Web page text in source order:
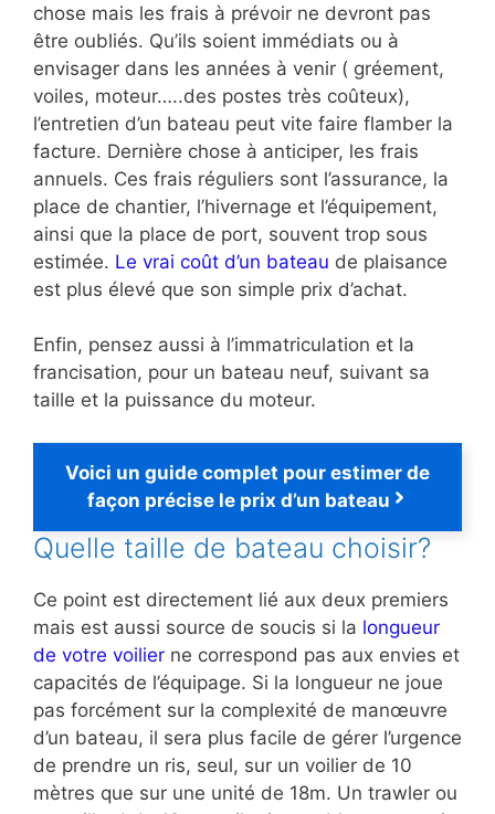
chose mais les frais à prévoir ne devront pas
être oubliés. Qu’ils soient immédiats ou à
envisager dans les années à venir ( gréement,
voiles, moteur…..des postes très coûteux),
l’entretien d’un bateau peut vite faire flamber la
facture. Dernière chose à anticiper, les frais
annuels. Ces frais réguliers sont l’assurance, la
place de chantier, l’hivernage et l’équipement,
ainsi que la place de port, souvent trop sous
estimée. Le vrai coût d’un bateau de plaisance
est plus élevé que son simple prix d’achat.
Enfin, pensez aussi à l’immatriculation et la
francisation, pour un bateau neuf, suivant sa
taille et la puissance du moteur.
Voici un guide complet pour estimer de
façon précise le prix d’un bateau
Quelle taille de bateau choisir?
Ce point est directement lié aux deux premiers
mais est aussi source de soucis si la longueur
de votre voilier ne correspond pas aux envies et
capacités de l’équipage. Si la longueur ne joue
pas forcément sur la complexité de manœuvre
d’un bateau, il sera plus facile de gérer l’urgence
de prendre un ris, seul, sur un voilier de 10
mètres que sur une unité de 18m. Un trawler ou